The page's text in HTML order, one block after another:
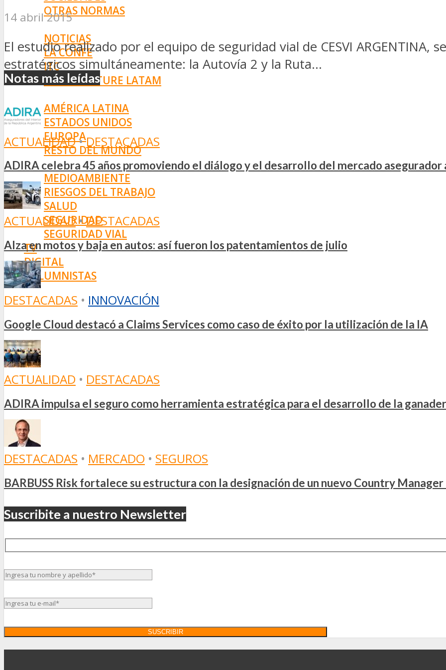
OTRAS NORMAS
INNOVACIÓN
NOTICIAS
LA CONFE
ITC
INESE – FÜTURE LATAM
AMÉRICA LATINA
ESTADOS UNIDOS
EUROPA
RESTO DEL MUNDO
PREVENCIÓN
MEDIOAMBIENTE
RIESGOS DEL TRABAJO
SALUD
SEGURIDAD
SEGURIDAD VIAL
TV
DIGITAL
COLUMNISTAS
ESTADÍSTICAS
14 abril 2015
El estudio realizado por el equipo de seguridad vial de CESVI ARGENTINA,
estratégicos simultáneamente: la Autovía 2 y la Ruta...
Notas más leídas
ACTUALIDAD• DESTACADAS
ADIRA celebra 45 años promoviendo el diálogo y el desarrollo del mercado
ACTUALIDAD•DESTACADAS
Alza en motos y baja en autos: así fueron los patentamientos de julio
DESTACADAS • INNOVACIÓN
Google Cloud destacó a Claims Services como caso de éxito por la utilización de la IA
ACTUALIDAD • DESTACADAS
ADIRA impulsa el seguro como herramienta estratégica para el desarrollo de la
DESTACADAS • MERCADO • SEGUROS
BARBUSS Risk fortalece su estructura con la designación de un nuevo Country
Suscribite a nuestro Newsletter